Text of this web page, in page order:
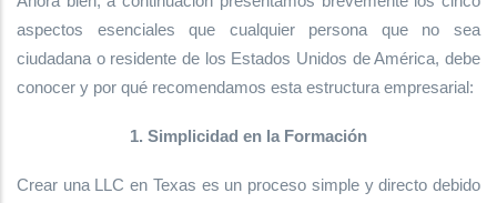
aspectos esenciales que cualquier persona que no sea
ciudadana o residente de los Estados Unidos de América, debe
conocer y por qué recomendamos esta estructura empresarial:
1. Simplicidad en la Formación
Crear una LLC en Texas es un proceso simple y directo debido